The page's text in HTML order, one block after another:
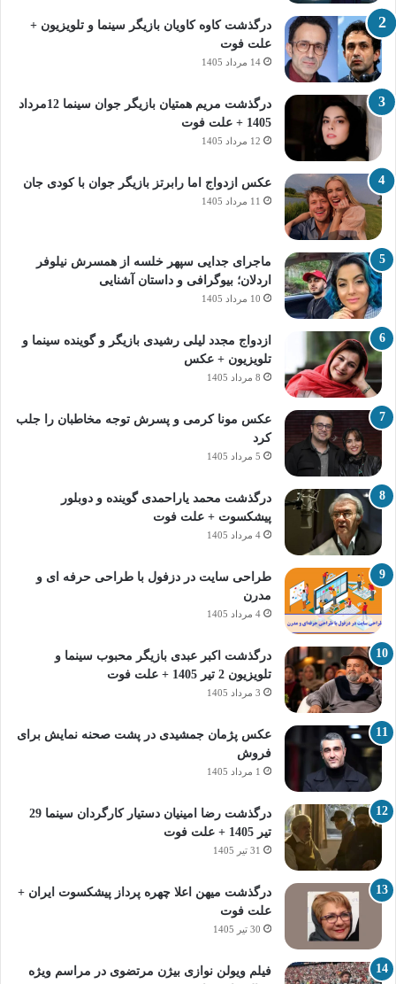
درگذشت کاوه کاویان بازیگر سینما و تلویزیون +
علت فوت
14 مرداد 1405
درگذشت مریم همتیان بازیگر جوان سینما 12مرداد
1405 + علت فوت
12 مرداد 1405
عکس ازدواج اما رابرتز بازیگر جوان با کودی جان
11 مرداد 1405
ماجرای جدایی سپهر خلسه از همسرش نیلوفر
اردلان؛ بیوگرافی و داستان آشنایی
10 مرداد 1405
ازدواج مجدد لیلی رشیدی بازیگر و گوینده سینما و
تلویزیون + عکس
8 مرداد 1405
عکس مونا کرمی و پسرش توجه مخاطبان را جلب
کرد
5 مرداد 1405
درگذشت محمد یاراحمدی گوینده و دوبلور
پیشکسوت + علت فوت
4 مرداد 1405
طراحی سایت در دزفول با طراحی حرفه‌ ای و
مدرن
4 مرداد 1405
درگذشت اکبر عبدی بازیگر محبوب سینما و
تلویزیون 2 تیر 1405 + علت فوت
3 مرداد 1405
عکس پژمان جمشیدی در پشت صحنه نمایش برای
فروش
1 مرداد 1405
درگذشت رضا امینیان دستیار کارگردان سینما 29
تیر 1405 + علت فوت
31 تیر 1405
درگذشت میهن اعلا چهره پرداز پیشکسوت ایران +
علت فوت
30 تیر 1405
فیلم ویولن نوازی بیژن مرتضوی در مراسم ویژه